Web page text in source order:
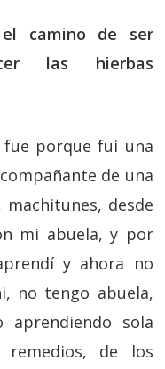
el camino de ser
las hierbas
porque fui una
de una
desde
mi abuela, y por
y ahora no
no tengo abuela,
sola
de los